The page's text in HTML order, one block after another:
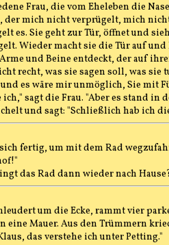
Frau, die vom Eheleben die
der mich nicht verprügelt, mich
es. Sie geht zur Tür, öffnet und
Wieder macht sie die Tür auf
und Beine entdeckt, der auf
recht, was sie sagen soll, was
es wäre mir unmöglich, Sie mit
ich," sagt die Frau. "Aber es stand
und sagt: "Schließlich hab ich
fertig, um mit dem Rad
das Rad dann wieder nach
um die Ecke, rammt vier
eine Mauer. Aus den Trümmern
das verstehe ich unter Petting."